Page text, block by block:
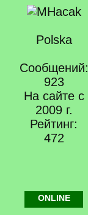
Polska
Сообщений:
923
На сайте с
2009 г.
Рейтинг:
472
ONLINE